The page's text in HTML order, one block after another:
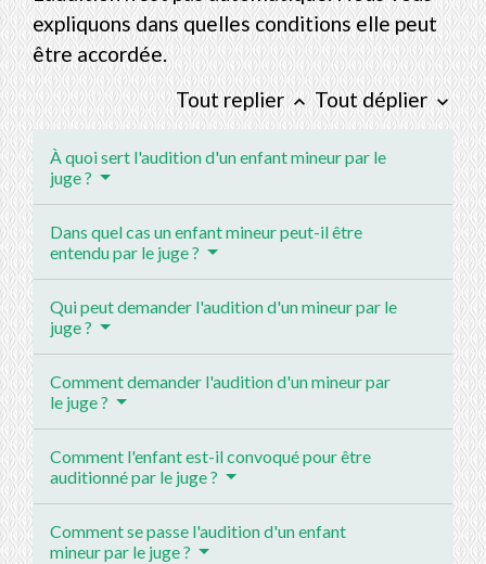
expliquons dans quelles conditions elle peut
être accordée.
Tout replierkeyboard_arrow_up Tout déplier keyboard_arrow_down
À quoi sert l'audition d'un enfant mineur par le
juge ?
Dans quel cas un enfant mineur peut-il être
entendu par le juge ?
Qui peut demander l'audition d'un mineur par le
juge ?
Comment demander l'audition d'un mineur par
le juge ?
Comment l'enfant est-il convoqué pour être
auditionné par le juge ?
Comment se passe l'audition d'un enfant
mineur par le juge ?